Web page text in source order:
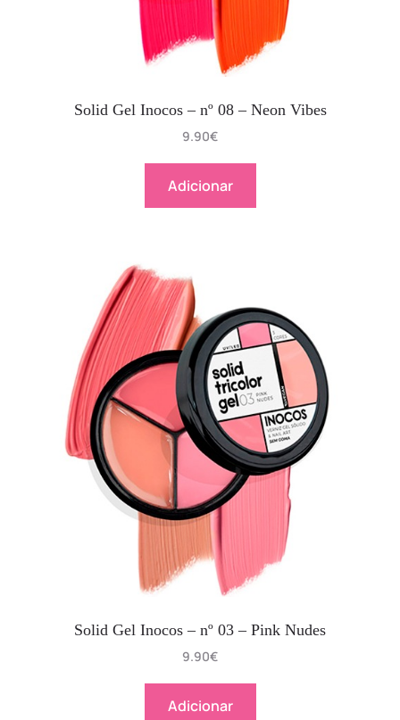
Solid Gel Inocos – nº 08 – Neon Vibes
9.90€
Adicionar
Solid Gel Inocos – nº 03 – Pink Nudes
9.90€
Adicionar